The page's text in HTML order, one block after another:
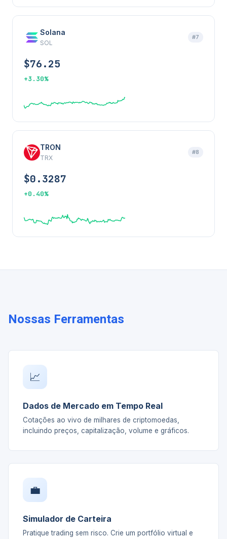
Solana
SOL
#7
$76.25
+3.30%
TRON
TRX
#8
$0.3287
+0.40%
Nossas Ferramentas
📈
Dados de Mercado em Tempo Real
Cotações ao vivo de milhares de criptomoedas,
incluindo preços, capitalização, volume e gráficos.
💼
Simulador de Carteira
Pratique trading sem risco. Crie um portfólio virtual e